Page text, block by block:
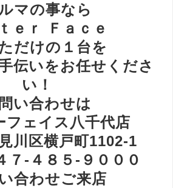
マの事なら
ｅｒ Ｆａｃｅ
だけの１台を
伝いをお任せくださ
い！
い合わせは
フェイス八千代店
川区横戸町1102-1
７-４８５-９０００
合わせご来店